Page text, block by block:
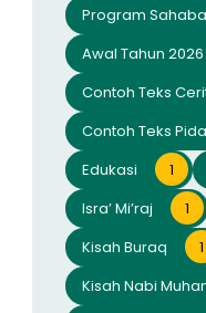
Program
Awal Tahun 2026
Contoh Teks
Contoh Teks
Edukasi
1
Isra’ Mi’raj
1
Kisah Buraq
1
Kisah Nabi